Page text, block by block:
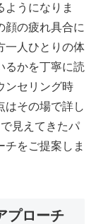
ようになりま
顔の疲れ具合に
一人ひとりの体
るかを丁寧に読
ンセリング時
はその場で詳し
見えてきたパ
チをご提案しま
プローチ